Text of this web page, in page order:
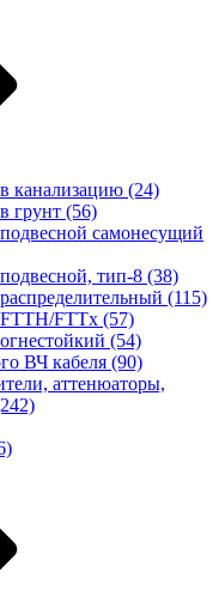
канализацию (24)
грунт (56)
самонесущий
тип-8 (38)
(115)
FTTH/FTTx (57)
(54)
ВЧ кабеля (90)
аттенюаторы,